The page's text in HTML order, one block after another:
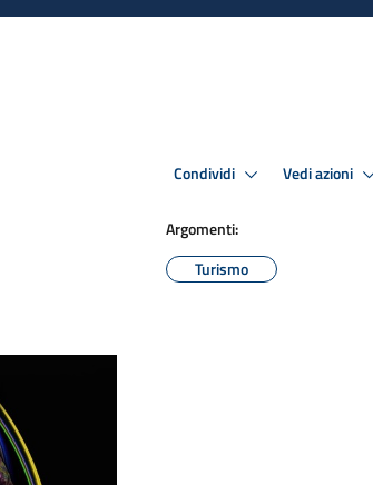
Condividi Vedi azioni
Argomenti:
Turismo